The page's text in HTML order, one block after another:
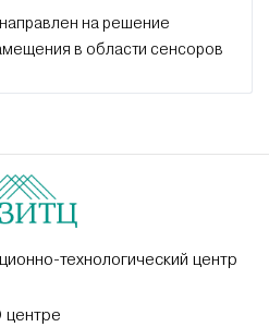
на решение
в области сенсоров
Земли на основе
структ...
технологический центр
центре